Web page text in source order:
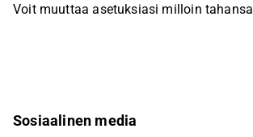
Voit muuttaa asetuksiasi milloin tahansa
Sosiaalinen media